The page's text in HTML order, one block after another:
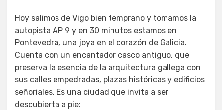
Hoy salimos de Vigo bien temprano y tomamos la
autopista AP 9 y en 30 minutos estamos en
Pontevedra, una joya en el corazón de Galicia.
Cuenta con un encantador casco antiguo, que
preserva la esencia de la arquitectura gallega con
sus calles empedradas, plazas históricas y edificios
señoriales. Es una ciudad que invita a ser
descubierta a pie: